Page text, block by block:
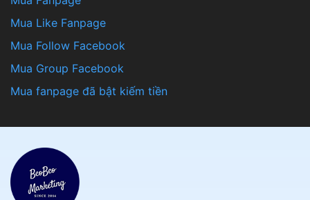
Mua Like Fanpage
Mua Follow Facebook
Mua Group Facebook
Mua fanpage đã bật kiếm tiền